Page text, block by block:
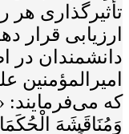
تأثیرگذاری هر
ارزیابی قرار
دانشمندان در
امیرالمؤمنین
که می‌فرمایند:
وَمُنَاقَشَهَ